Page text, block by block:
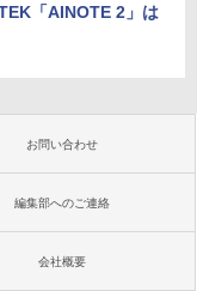
「AINOTE 2」は
お問い合わせ
編集部へのご連絡
会社概要